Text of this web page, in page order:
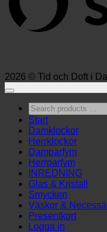
2026 © Tid och Doft i
Search
products
…
Start
Damklockor
Herrklockor
Damparfym
Herrparfym
INREDNING
Glas & Kristall
Smycken
Väskor &
Presentkort
Logga in